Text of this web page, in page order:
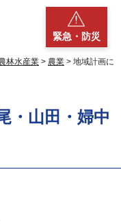
緊急・防災
林水産業 > 農業 > 地域計画に
・山田・婦中